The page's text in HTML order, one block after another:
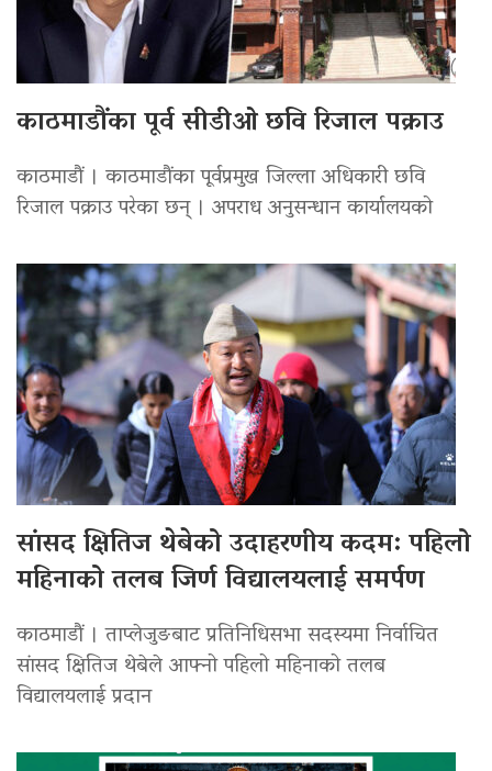
काठमाडौंका पूर्व सीडीओ छवि रिजाल पक्राउ
काठमाडौं । काठमाडौंका पूर्वप्रमुख जिल्ला अधिकारी छवि
रिजाल पक्राउ परेका छन् । अपराध अनुसन्धान कार्यालयको
सांसद क्षितिज थेबेको उदाहरणीय कदम: पहिलो
महिनाको तलब जिर्ण विद्यालयलाई समर्पण
काठमाडौं । ताप्लेजुङबाट प्रतिनिधिसभा सदस्यमा निर्वाचित
सांसद क्षितिज थेबेले आफ्नो पहिलो महिनाको तलब
विद्यालयलाई प्रदान